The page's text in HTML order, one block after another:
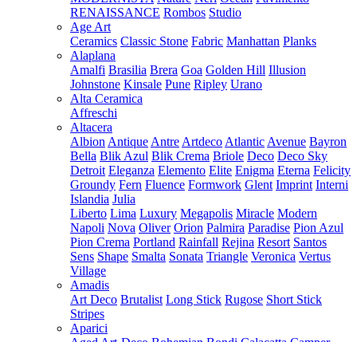
RENAISSANCE Rombos Studio
Age Art
Ceramics Classic Stone Fabric Manhattan Planks
Alaplana
Amalfi Brasilia Brera Goa Golden Hill Illusion
Johnstone Kinsale Pune Ripley Urano
Alta Ceramica
Affreschi
Altacera
Albion Antique Antre Artdeco Atlantic Avenue Bayron
Bella Blik Azul Blik Crema Briole Deco Deco Sky
Detroit Eleganza Elemento Elite Enigma Eterna Felicity
Groundy Fern Fluence Formwork Glent Imprint Interni
Islandia Julia
Liberto Lima Luxury Megapolis Miracle Modern
Napoli Nova Oliver Orion Palmira Paradise Pion Azul
Pion Crema Portland Rainfall Rejina Resort Santos
Sens Shape Smalta Sonata Triangle Veronica Vertus
Village
Amadis
Art Deco Brutalist Long Stick Rugose Short Stick
Stripes
Aparici